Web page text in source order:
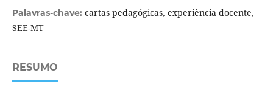
Palavras-chave: cartas pedagógicas, experiência docente,
SEE-MT
RESUMO